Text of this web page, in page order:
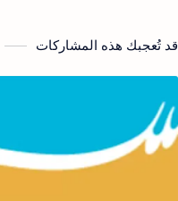
قد تُعجبك هذه المشاركات